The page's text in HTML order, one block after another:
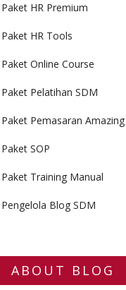
Paket HR Premium
Paket HR Tools
Paket Online Course
Paket Pelatihan SDM
Paket Pemasaran Amazing
Paket SOP
Paket Training Manual
Pengelola Blog SDM
ABOUT BLOG